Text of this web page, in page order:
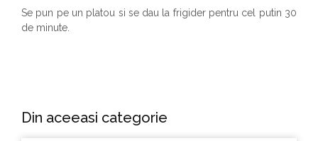
Se pun pe un platou si se dau la frigider pentru cel putin 30
de minute.
Din aceeasi categorie